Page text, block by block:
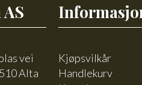
vei
Alta
Kjøpsvilkår
Handlekurv